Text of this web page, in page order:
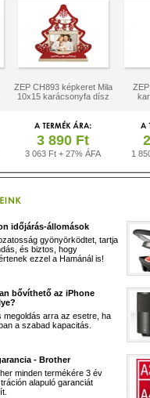
ZEP CH893 képkeret Mila
10x15 karácsonyfa dísz
3 890 Ft
3 063 Ft + 27% ÁFA 1
időjárás-állomások
gyönyörködtet, tartja
és biztos, hogy
ezzel a Hamánál is!
bővíthető az iPhone
megoldás arra az esetre, ha
a szabad kapacitás.
- Brother
minden termékére 3 év
alapuló garanciát